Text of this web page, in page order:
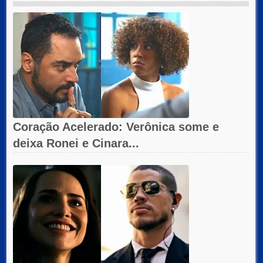
Coração Acelerado: Verônica some e
deixa Ronei e Cinara...